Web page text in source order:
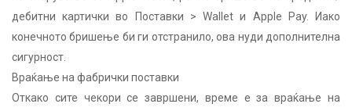
дебитни картички во Поставки > Wallet и Apple Pay. Иако
конечното бришење би ги отстранило, ова нуди дополнителна
сигурност.
Враќање на фабрички поставки
Откако сите чекори се завршени, време е за враќање на